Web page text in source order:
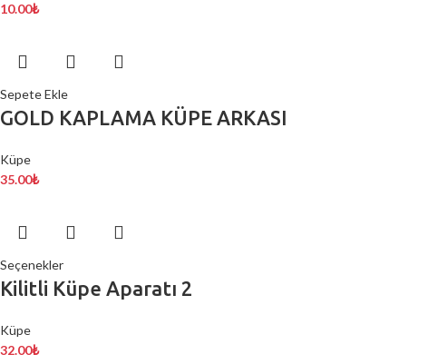
10.00₺
Sepete Ekle
GOLD KAPLAMA KÜPE ARKASI
Küpe
35.00₺
Seçenekler
Kilitli Küpe Aparatı 2
Küpe
32.00₺